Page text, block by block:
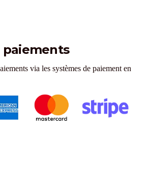
paiements
via les systèmes de paiement en